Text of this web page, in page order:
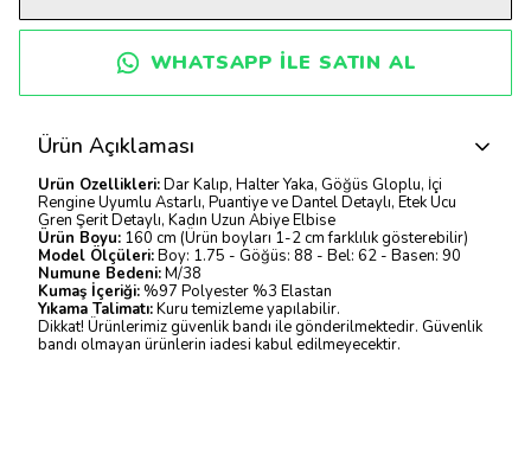
WHATSAPP ILE SATIN AL
Ürün Açıklaması
Ürün Özellikleri:Dar Kalıp, Halter Yaka, Göğüs Gloplu, İçi
Rengine Uyumlu Astarlı, Puantiye ve Dantel Detaylı, Etek Ucu
Gren Şerit Detaylı, Kadın Uzun Abiye Elbise
Ürün Boyu: 160 cm (Ürün boyları 1-2 cm farklılık gösterebilir)
Model Ölçüleri:Boy: 1.75 - Göğüs: 88 - Bel: 62 - Basen: 90
Numune Bedeni:M/38
Kumaş İçeriği: %97 Polyester %3 Elastan
Yıkama Talimatı:Kuru temizleme yapılabilir.
Dikkat! Ürünlerimiz güvenlik bandı ile gönderilmektedir. Güvenlik
bandı olmayan ürünlerin iadesi kabul edilmeyecektir.